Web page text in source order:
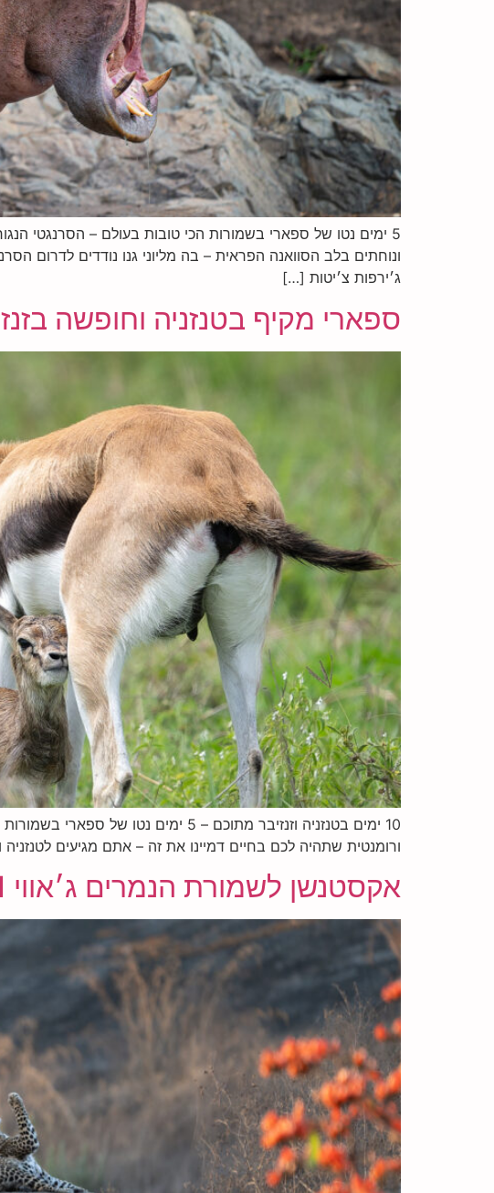
5 ימים נטו של ספארי בשמורות הכי טובות בעולם – הסרנגטי
ונוחתים בלב הסוואנה הפראית – בה מליוני גנו נודדים לדרום
ג׳ירפות צ׳יטות […]
ספארי מקיף בטנזניה וחופשה
ורומנטית שתהיה לכם בחיים דמיינו את זה – אתם מגיעים
אקסטנשן לשמורת הנמרים ג׳אווי 24.11-27.11 – בהדרכת דפנה בן נון